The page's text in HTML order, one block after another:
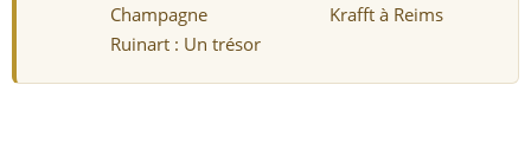
Champagne
Ruinart : Un trésor
Krafft à Reims